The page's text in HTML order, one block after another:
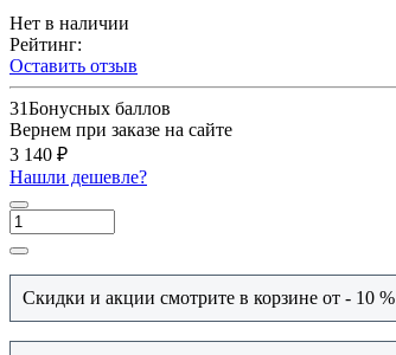
Нет в наличии
Рейтинг:
Оставить отзыв
31Бонусных баллов
Вернем при заказе на сайте
3 140 ₽
Нашли дешевле?
Скидки и акции смотрите в корзине от - 10 %